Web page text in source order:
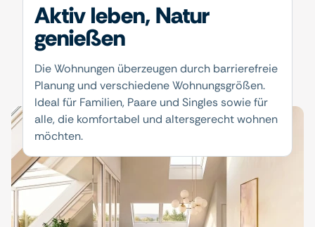
Aktiv leben, Natur
genießen
Die Wohnungen überzeugen durch barrierefreie
Planung und verschiedene Wohnungsgrößen.
Ideal für Familien, Paare und Singles sowie für
alle, die komfortabel und altersgerecht wohnen
möchten.